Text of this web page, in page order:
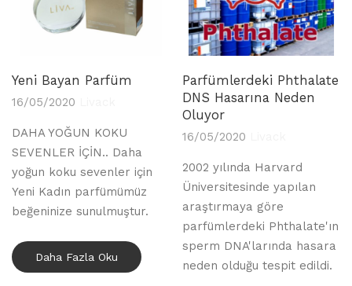
Yeni Bayan Parfüm
16/05/2020
DAHA YOĞUN KOKU
SEVENLER İÇİN.. Daha
yoğun koku sevenler için
Yeni Kadın parfümümüz
beğeninize sunulmuştur.
Daha Fazla Oku
Parfümlerdeki Phthalate
DNS Hasarına Neden
Oluyor
16/05/2020
2002 yılında Harvard
Üniversitesinde yapılan
araştırmaya göre
parfümlerdeki Phthalate'ın
sperm DNA'larında hasara
neden olduğu tespit edildi.